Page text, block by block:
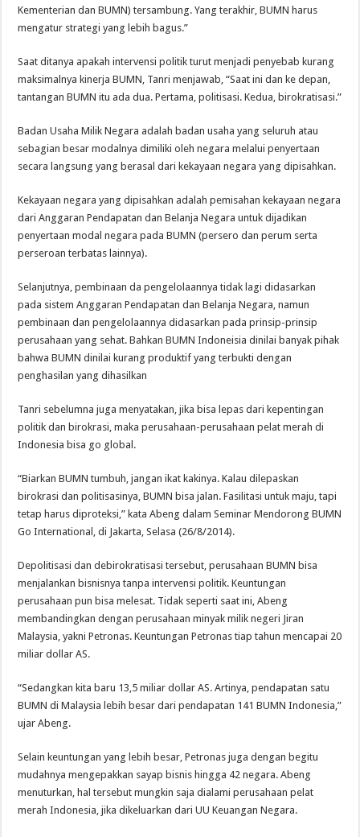
Kementerian dan BUMN) tersambung. Yang terakhir, BUMN harus
mengatur strategi yang lebih bagus.”
Saat ditanya apakah intervensi politik turut menjadi penyebab kurang
maksimalnya kinerja BUMN, Tanri menjawab, “Saat ini dan ke depan,
tantangan BUMN itu ada dua. Pertama, politisasi. Kedua, birokratisasi.”
Badan Usaha Milik Negara adalah badan usaha yang seluruh atau
sebagian besar modalnya dimiliki oleh negara melalui penyertaan
secara langsung yang berasal dari kekayaan negara yang dipisahkan.
Kekayaan negara yang dipisahkan adalah pemisahan kekayaan negara
dari Anggaran Pendapatan dan Belanja Negara untuk dijadikan
penyertaan modal negara pada BUMN (persero dan perum serta
perseroan terbatas lainnya).
Selanjutnya, pembinaan da pengelolaannya tidak lagi didasarkan
pada sistem Anggaran Pendapatan dan Belanja Negara, namun
pembinaan dan pengelolaannya didasarkan pada prinsip-prinsip
perusahaan yang sehat. Bahkan BUMN Indoneisia dinilai banyak pihak
bahwa BUMN dinilai kurang produktif yang terbukti dengan
penghasilan yang dihasilkan
Tanri sebelumna juga menyatakan, jika bisa lepas dari kepentingan
politik dan birokrasi, maka perusahaan-perusahaan pelat merah di
Indonesia bisa go global.
“Biarkan BUMN tumbuh, jangan ikat kakinya. Kalau dilepaskan
birokrasi dan politisasinya, BUMN bisa jalan. Fasilitasi untuk maju, tapi
tetap harus diproteksi,” kata Abeng dalam Seminar Mendorong BUMN
Go International, di Jakarta, Selasa (26/8/2014).
Depolitisasi dan debirokratisasi tersebut, perusahaan BUMN bisa
menjalankan bisnisnya tanpa intervensi politik. Keuntungan
perusahaan pun bisa melesat. Tidak seperti saat ini, Abeng
membandingkan dengan perusahaan minyak milik negeri Jiran
Malaysia, yakni Petronas. Keuntungan Petronas tiap tahun mencapai 20
miliar dollar AS.
“Sedangkan kita baru 13,5 miliar dollar AS. Artinya, pendapatan satu
BUMN di Malaysia lebih besar dari pendapatan 141 BUMN Indonesia,”
ujar Abeng.
Selain keuntungan yang lebih besar, Petronas juga dengan begitu
mudahnya mengepakkan sayap bisnis hingga 42 negara. Abeng
menuturkan, hal tersebut mungkin saja dialami perusahaan pelat
merah Indonesia, jika dikeluarkan dari UU Keuangan Negara.